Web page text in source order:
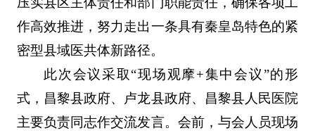
作高效推进，努力走出一条具有秦皇岛特色的紧
密型县域医共体新路径。
此次会议采取“现场观摩+集中会议”的形
式，昌黎县政府、卢龙县政府、昌黎县人民医院
主要负责同志作交流发言。会前，与会人员现场